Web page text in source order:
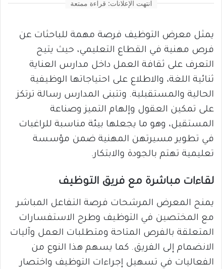
انتهت الإعلانات: قراءة ممتعة
يمثل معرض التوظيف فرصة مهمة للباحثات عن
فرص مهنية في القطاع التعليمي، حيث يتيح
التعرف على ثقافة العمل داخل مدارس العناية
ثنائية اللغة، والاطلاع على احتياجاتها الوظيفية
الحالية والمستقبلية. وتتبنى المدارس رسالة ترتكز
على تمكين العقول وإلهام التميز وصناعة
المستقبل، وهو ما يجعلها بيئة مناسبة للراغبات
في تطوير مسيرتهن المهنية ضمن مؤسسة
تعليمية تهتم بالجودة والابتكار.
لقاءات مباشرة مع فريق التوظيف
يمنح المعرض المرشحات فرصة التفاعل المباشر
مع المختصين في التوظيف وطرح الاستفسارات
المتعلقة بالفرص المتاحة ومتطلبات العمل وآليات
الانضمام إلى الفريق. كما يسهم هذا النوع من
الفعاليات في تسهيل إجراءات التوظيف واختصار